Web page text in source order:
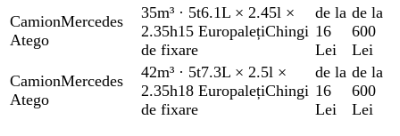
CamionMercedes
Atego
35m³ · 5t6.1L × 2.45l ×
2.35h15 EuropalețiChingi
de fixare
de la
16
Lei
de la
600
Lei
CamionMercedes
Atego
42m³ · 5t7.3L × 2.5l ×
2.35h18 EuropalețiChingi
de fixare
de la
16
Lei
de la
600
Lei